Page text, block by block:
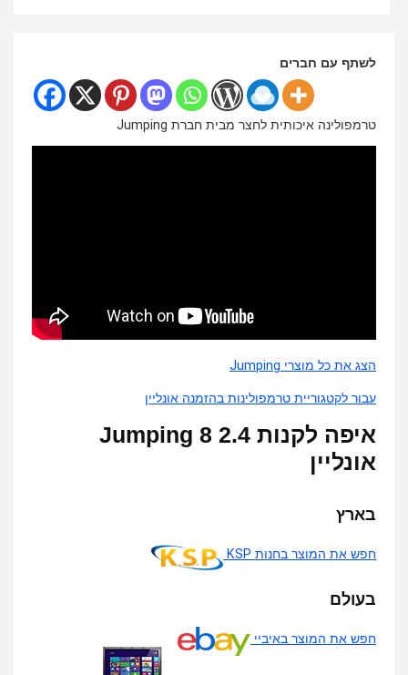
לשתף עם חברים
טרמפולינה איכותית לחצר מבית חברת Jumping
הצג את כל מוצרי Jumping
עבור לקטגוריית טרמפולינות בהזמנה אונליין
איפה לקנות 2.4 8 Jumping
אונליין
בארץ
חפש את המוצר בחנות KSP
בעולם
חפש את המוצר באיביי